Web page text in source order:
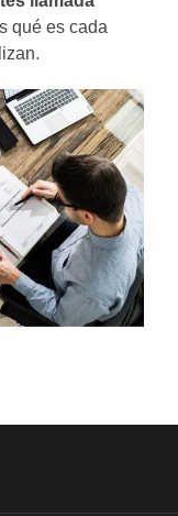
qué es cada